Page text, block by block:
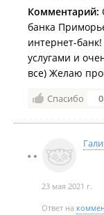
Комментарий:
банка
интернет-
услугами и
все) Желаю
Спасибо 0
23 мая 2021 г.
Ответ на